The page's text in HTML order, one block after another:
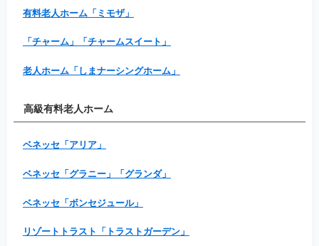
有料老人ホーム「ミモザ」
「チャーム」「チャームスイート」
老人ホーム「しまナーシングホーム」
高級有料老人ホーム
ベネッセ「アリア」
ベネッセ「グラニー」「グランダ」
ベネッセ「ボンセジュール」
リゾートトラスト「トラストガーデン」